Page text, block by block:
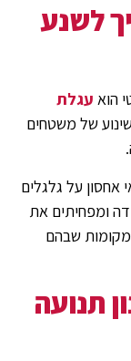
לשנע
הוא עגלת
של משטחים
אחסון על גלגלים
ומפחיתים את
שבהם
תנועה